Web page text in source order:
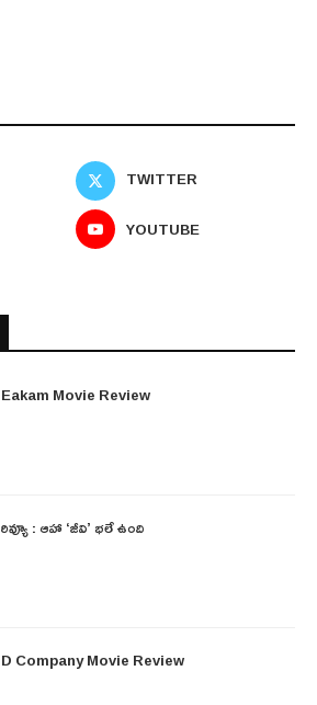
TWITTER
YOUTUBE
Eakam Movie Review
రివ్యూ : ఆహా ‘జీవి’ భలే ఉంది
D Company Movie Review